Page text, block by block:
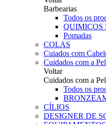
Barbearias
Todos os
QUIMICOS
Pomadas
COLAS
Cuiados com
Cuidados com a
Voltar
Cuidados com a
Todos os
CÍLIOS
DESIGNER DE